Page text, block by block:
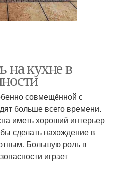
на кухне в
совмещённой с
больше всего времени.
иметь хороший интерьер
сделать нахождение в
Большую роль в
играет